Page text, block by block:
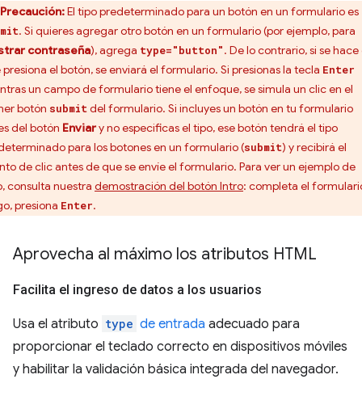
Precaución:El tipo predeterminado para un botón en un formulario es
. Si quieres agregar otro botón en un formulario (por ejemplo, para
contraseña), agrega type="button". De lo contrario, si se
presiona el botón, se enviará el formulario. Si presionas la tecla Enter
un campo de formulario tiene el enfoque, se simula un clic en el
botón submit del formulario. Si incluyes un botón en tu formulario
del botón Enviary no especificas el tipo, ese botón tendrá el tipo
para los botones en un formulario (submit) y recibirá el
de clic antes de que se envíe el formulario. Para ver un ejemplo de
consulta nuestra demostración del botón Intro: completa el
presiona Enter.
Aprovecha al máximo los atributos HTML
Facilita el ingreso de datos a los usuarios
Usa el atributo type de entrada adecuado para
proporcionar el teclado correcto en dispositivos móviles
y habilitar la validación básica integrada del navegador.